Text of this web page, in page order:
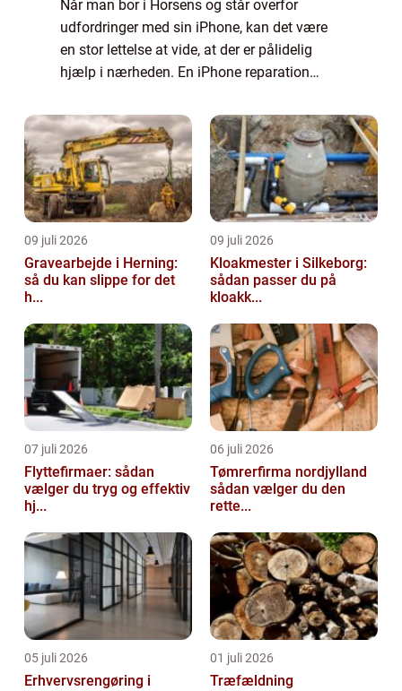
Når man bor i Horsens og står overfor
udfordringer med sin iPhone, kan det være
en stor lettelse at vide, at der er pålidelig
hjælp i nærheden. En iPhone reparation
09 juli 2026
Gravearbejde i Herning:
så du kan slippe for det
h...
09 juli 2026
Kloakmester i Silkeborg:
sådan passer du på
kloakk...
07 juli 2026
Flyttefirmaer: sådan
vælger du tryg og effektiv
hj...
06 juli 2026
Tømrerfirma nordjylland
sådan vælger du den
rette...
05 juli 2026
Erhvervsrengøring i
01 juli 2026
Træfældning